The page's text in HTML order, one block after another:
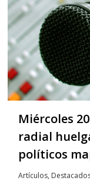
Miércoles
radial
políticos
Artículos,